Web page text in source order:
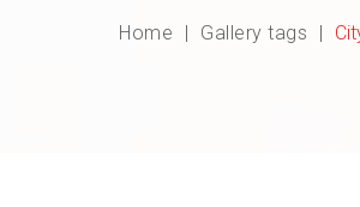
Home Gallery tags